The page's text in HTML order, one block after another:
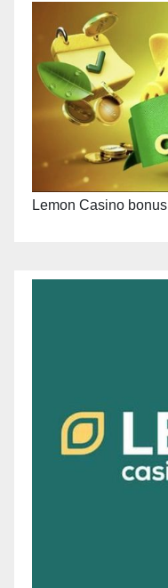
Lemon Casino bonus